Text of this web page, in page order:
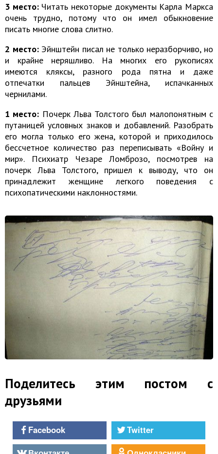
3 место:Читать некоторые документы Карла Маркса
очень трудно, потому что он имел обыкновение
писать многие слова слитно.
2 место:Эйнштейн писал не только неразборчиво, но
и крайне неряшливо. На многих его рукописях
имеются кляксы, разного рода пятна и даже
отпечатки пальцев Эйнштейна, испачканных
чернилами.
1 место: Почерк Льва Толстого был малопонятным с
путаницей условных знаков и добавлений. Разобрать
его могла только его жена, которой и приходилось
бессчетное количество раз переписывать «Войну и
мир». Психиатр Чезаре Ломброзо, посмотрев на
почерк Льва Толстого, пришел к выводу, что он
принадлежит женщине легкого поведения с
психопатическими наклонностями.
Поделитесь этим постом с
друзьями
Facebook
Twitter